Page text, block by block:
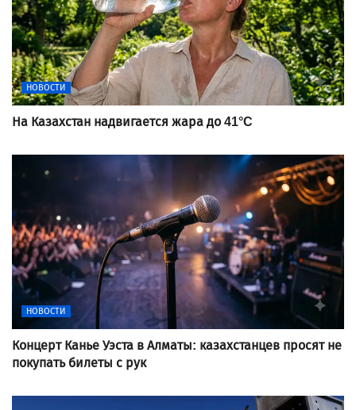
НОВОСТИ
На Казахстан надвигается жара до 41°C
НОВОСТИ
Концерт Канье Уэста в Алматы: казахстанцев просят не
покупать билеты с рук